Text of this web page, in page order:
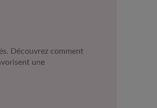
Découvrez comment
une